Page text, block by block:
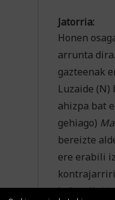
Jatorria:
Honen
arrunta
gazteenak
Luzaide
ahizpa bat
gehiago)
bereizte
ere erabili
bakarrik